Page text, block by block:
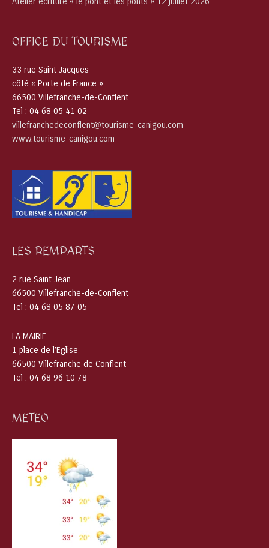
OFFICE DU TOURISME
33 rue Saint Jacques
côté « Porte de France »
66500 Villefranche-de-Conflent
Tel : 04 68 05 41 02
villefranchedeconflent@tourisme-canigou.com
www.tourisme-canigou.com
LES REMPARTS
2 rue Saint Jean
66500 Villefranche-de-Conflent
Tel : 04 68 05 87 05
LA MAIRIE
1 place de l’Eglise
66500 Villefranche de Conflent
Tel : 04 68 96 10 78
METEO